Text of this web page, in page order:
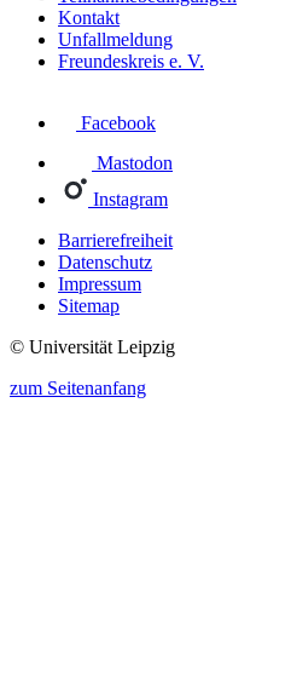
Kontakt
Unfallmeldung
Freundeskreis e. V.
Facebook
Mastodon
Instagram
Barrierefreiheit
Datenschutz
Impressum
Sitemap
© Universität Leipzig
zum Seitenanfang